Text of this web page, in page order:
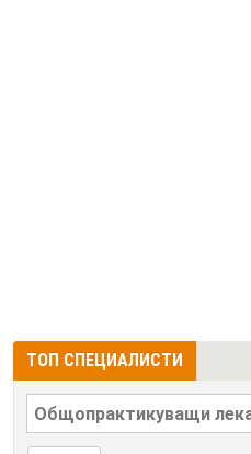
ТОП СПЕЦИАЛИСТИ